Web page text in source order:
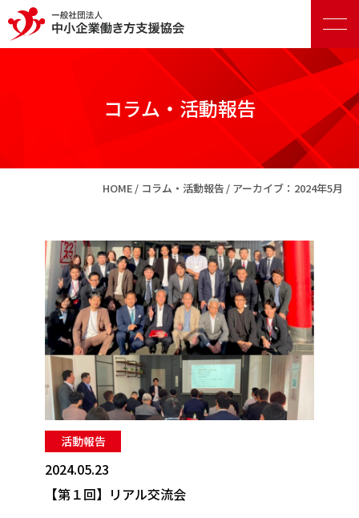
コラム・活動報告
HOME コラム・活動報告 アーカイブ：2024年5月
活動報告
2024.05.23
【第１回】リアル交流会